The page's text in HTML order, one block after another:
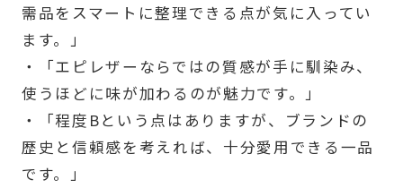
需品をスマートに整理できる点が気に入ってい
ます。」
・「エピレザーならではの質感が手に馴染み、
使うほどに味が加わるのが魅力です。」
・「程度Bという点はありますが、ブランドの
歴史と信頼感を考えれば、十分愛用できる一品
です。」